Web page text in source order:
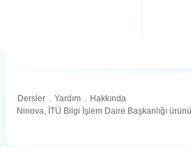
Dersler . Yardım . Hakkında
Ninova, İTÜ Bilgi İşlem Daire Başkanlığı